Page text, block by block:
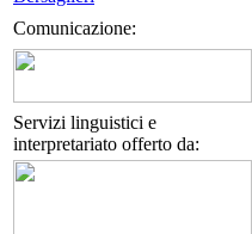
Comunicazione:
Servizi linguistici e
interpretariato offerto da: